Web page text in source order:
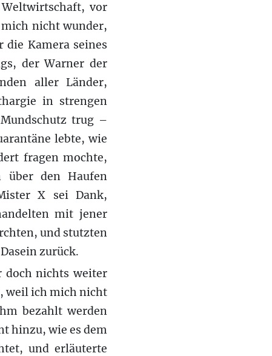
vor
nicht wunder,
die Kamera seines
der Warner der
aller Länder,
in strengen
trug –
lebte, wie
fragen mochte,
über den Haufen
X sei Dank,
mit jener
und stutzten
zurück.
doch nichts weiter
weil ich mich nicht
bezahlt werden
hinzu, wie es dem
und erläuterte